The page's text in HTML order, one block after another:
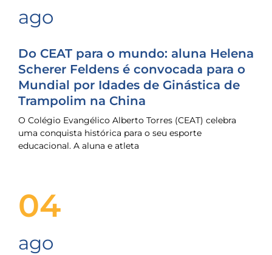
ago
Do CEAT para o mundo: aluna Helena
Scherer Feldens é convocada para o
Mundial por Idades de Ginástica de
Trampolim na China
O Colégio Evangélico Alberto Torres (CEAT) celebra
uma conquista histórica para o seu esporte
educacional. A aluna e atleta
04
ago